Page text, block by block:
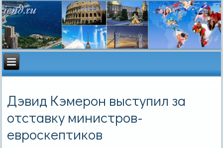
Дэвид Кэмерон выступил за
отставку министров-
евроскептиков